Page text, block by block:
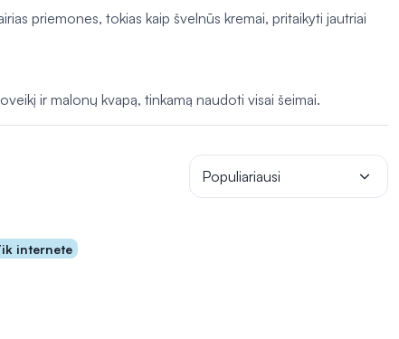
priemones, tokias kaip švelnūs kremai, pritaikyti jautriai
šepetėliai, specialiai sukurti vaikams,
ir malonų kvapą, tinkamą naudoti visai šeimai.
Populiariausi
internete